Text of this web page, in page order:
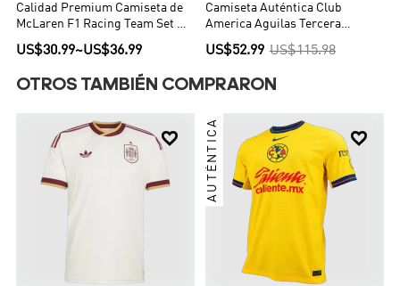
Calidad Premium Camiseta de
McLaren F1 Racing Team Set Up
T-Shirt Orange Hombre Naranja
US$30.99~US$36.99
Camiseta Auténtica Club
America Aguilas Tercera
Equipación Hombre - Versión
Jugador
US$52.99 US$115.98
OTROS TAMBIÉN COMPRARON
 
AUTÉNTICA